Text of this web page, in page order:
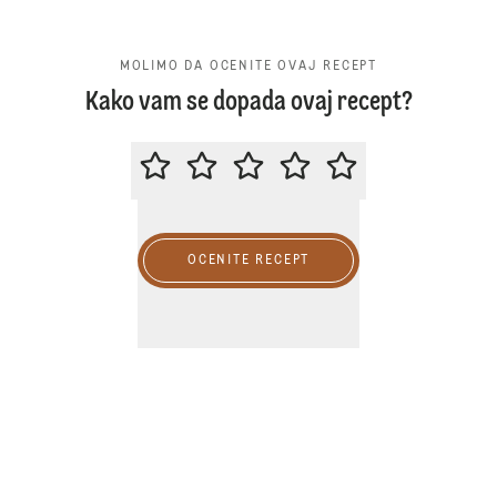
MOLIMO DA OCENITE OVAJ RECEPT
Kako vam se dopada ovaj recept?
MOLIMO DA OCENITE OVAJ
OCENITE RECEPT